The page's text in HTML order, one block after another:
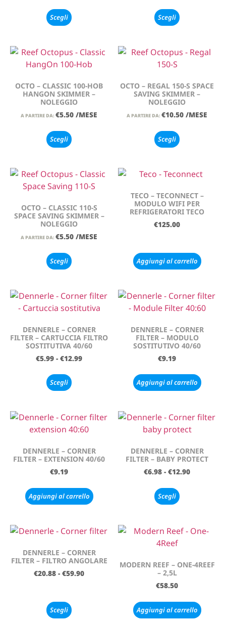
Scegli Scegli
OCTO – CLASSIC 100-HOB
HANGON SKIMMER –
NOLEGGIO
A PARTIRE DA: €5.50 /MESE
Scegli
OCTO – REGAL 150-S SPACE
SAVING SKIMMER –
NOLEGGIO
A PARTIRE DA: €10.50 /MESE
Scegli
OCTO – CLASSIC 110-S
SPACE SAVING SKIMMER –
NOLEGGIO
A PARTIRE DA: €5.50 /MESE
Scegli
TECO – TECONNECT –
MODULO WIFI PER
REFRIGERATORI TECO
€125.00
Aggiungi al carrello
DENNERLE – CORNER
FILTER – CARTUCCIA FILTRO
SOSTITUTIVA 40/60
€5.99 - €12.99
Scegli
DENNERLE – CORNER
FILTER – MODULO
SOSTITUTIVO 40/60
€9.19
Aggiungi al carrello
DENNERLE – CORNER
FILTER – EXTENSION 40/60
€9.19
Aggiungi al carrello
DENNERLE – CORNER
FILTER – BABY PROTECT
€6.98 - €12.90
Scegli
DENNERLE – CORNER
FILTER – FILTRO ANGOLARE
€20.88 - €59.90
Scegli
MODERN REEF – ONE-4REEF
– 2,5L
€58.50
Aggiungi al carrello